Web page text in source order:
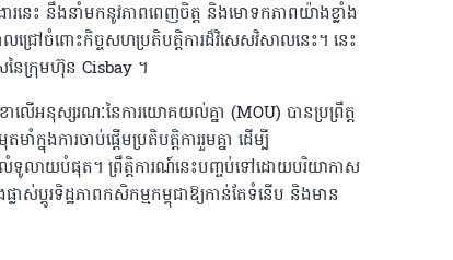
រនេះ នឹងនាំមកនូវភាពពេញចិត្ត និងមោទកភាពយ៉ាងខ្លាំង
ៅចំពោះកិច្ចសហប្រតិបត្តិការដ៏វិសេសវិសាលនេះ។ នេះ
នៃក្រុមហ៊ុន Cisbay ។
លើអនុស្សរណៈនៃការយោគយល់គ្នា (MOU) បានប្រព្រឹត្ត
នុងការចាប់ផ្តើមប្រតិបត្តិការរួមគ្នា ដើម្បី
ទូលំទូលាយបំផុត។ ព្រឹត្តិការណ៍នេះបញ្ចប់ទៅដោយបរិយាកាស
ប្តូរទិដ្ឋភាពកសិកម្មកម្ពុជាឱ្យកាន់តែទំនើប និងមាន